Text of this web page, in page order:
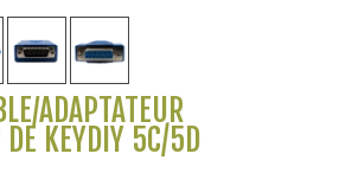
ADAPTATEUR
DE KEYDIY 5C/5D